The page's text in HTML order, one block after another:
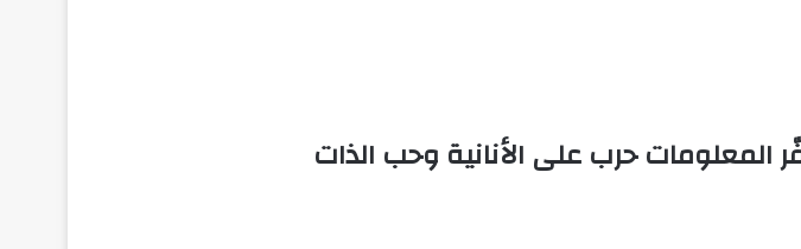
المعلومات حرب على الأنانية وحب الذات